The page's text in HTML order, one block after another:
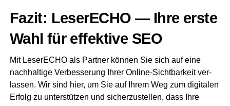
Fazit: Lese­r­ECHO — Ihre ers­te
Wahl für effek­ti­ve SEO
Mit Lese­r­ECHO als Part­ner kön­nen Sie sich auf eine
nach­hal­ti­ge Ver­bes­se­rung Ihrer Online-Sicht­bar­keit ver­
las­sen. Wir sind hier, um Sie auf Ihrem Weg zum digi­ta­len
Erfolg zu unter­stüt­zen und sicher­zu­stel­len, dass Ihre